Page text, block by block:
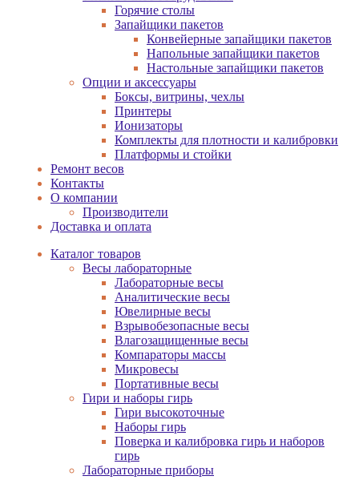
Горячие столы
Запайщики пакетов
Конвейерные запайщики пакетов
Напольные запайщики пакетов
Настольные запайщики пакетов
Опции и аксессуары
Боксы, витрины, чехлы
Принтеры
Ионизаторы
Комплекты для плотности и калибровки
Платформы и стойки
Ремонт весов
Контакты
О компании
Производители
Доставка и оплата
Каталог товаров
Весы лабораторные
Лабораторные весы
Аналитические весы
Ювелирные весы
Взрывобезопасные весы
Влагозащищенные весы
Компараторы массы
Микровесы
Портативные весы
Гири и наборы гирь
Гири высокоточные
Наборы гирь
Поверка и калибровка гирь и наборов
гирь
Лабораторные приборы